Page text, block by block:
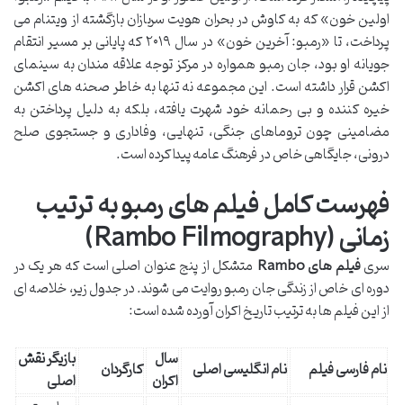
اولین خون» که به کاوش در بحران هویت سربازان بازگشته از ویتنام می
پرداخت، تا «رمبو: آخرین خون» در سال ۲۰۱۹ که پایانی بر مسیر انتقام
جویانه او بود، جان رمبو همواره در مرکز توجه علاقه مندان به سینمای
اکشن قرار داشته است. این مجموعه نه تنها به خاطر صحنه های اکشن
خیره کننده و بی رحمانه خود شهرت یافته، بلکه به دلیل پرداختن به
مضامینی چون تروماهای جنگی، تنهایی، وفاداری و جستجوی صلح
درونی، جایگاهی خاص در فرهنگ عامه پیدا کرده است.
فهرست کامل فیلم های رمبو به ترتیب
زمانی (Rambo Filmography)
سریفیلم های Rambo متشکل از پنج عنوان اصلی است که هر یک در
دوره ای خاص از زندگی جان رمبو روایت می شوند. در جدول زیر، خلاصه ای
از این فیلم ها به ترتیب تاریخ اکران آورده شده است:
نام فارسی فیلم نام انگلیسی اصلی سال
اکران کارگردان بازیگر نقش
اصلی